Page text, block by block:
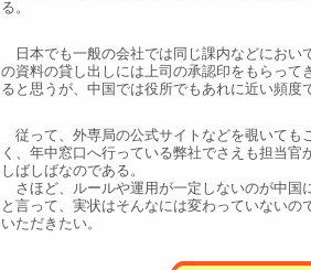
る。
日本でも一般の会社では同じ課内などにおい
の資料の貸し出しには上司の承認印をもらっ
ると思うが、中国では役所でもあれに近い頻度
従って、外専局の公式サイトなどを覗いても
く、年中窓口へ行っている弊社でさえも担当
しばしばなのである。
さほど、ルールや運用が一定しないのが中国
と言って、実状はそんなには変わっていない
いただきたい。